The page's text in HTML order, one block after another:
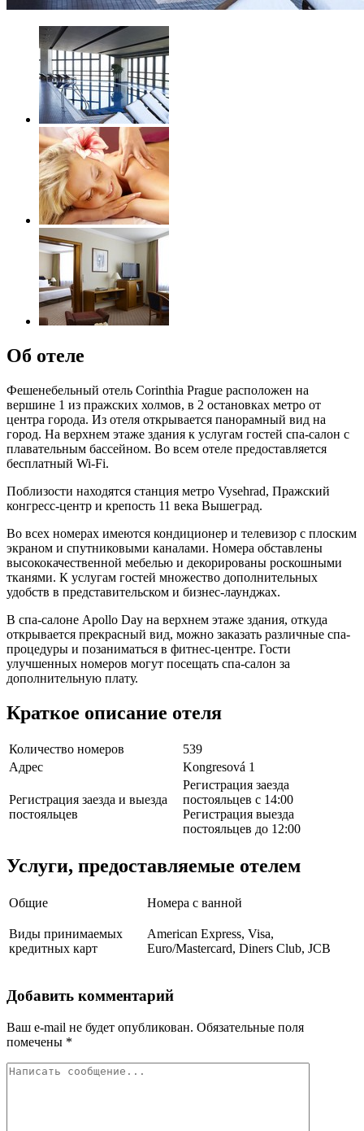
Об отеле
Фешенебельный отель Corinthia Prague расположен на
вершине 1 из пражских холмов, в 2 остановках метро от
центра города. Из отеля открывается панорамный вид на
город. На верхнем этаже здания к услугам гостей спа-салон с
плавательным бассейном. Во всем отеле предоставляется
бесплатный Wi-Fi.
Поблизости находятся станция метро Vysehrad, Пражский
конгресс-центр и крепость 11 века Вышеград.
Во всех номерах имеются кондиционер и телевизор с плоским
экраном и спутниковыми каналами. Номера обставлены
высококачественной мебелью и декорированы роскошными
тканями. К услугам гостей множество дополнительных
удобств в представительском и бизнес-лаунджах.
В спа-салоне Apollo Day на верхнем этаже здания, откуда
открывается прекрасный вид, можно заказать различные спа-
процедуры и позаниматься в фитнес-центре. Гости
улучшенных номеров могут посещать спа-салон за
дополнительную плату.
Краткое описание отеля
Количество номеров
539
Адрес
Kongresová 1
Регистрация заезда и выезда
постояльцев
Регистрация заезда
постояльцев с 14:00
Регистрация выезда
постояльцев до 12:00
Услуги, предоставляемые отелем
Общие Номера с ванной
Виды принимаемых
кредитных карт
American Express, Visa,
Euro/Mastercard, Diners Club, JCB
Добавить комментарий
Ваш e-mail не будет опубликован. Обязательные поля
помечены *